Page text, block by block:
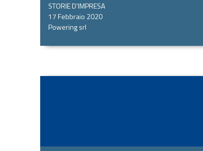
STORIE D'IMPRESA
17 Febbraio 2020
Powering srl